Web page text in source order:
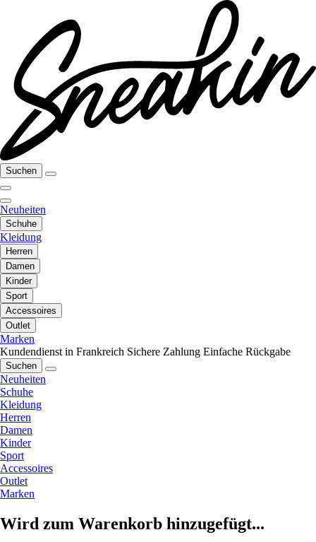
Suchen
Neuheiten
Schuhe
Kleidung
Herren
Damen
Kinder
Sport
Accessoires
Outlet
Marken
Kundendienst in Frankreich Sichere Zahlung Einfache Rückgabe
Suchen
Neuheiten
Schuhe
Kleidung
Herren
Damen
Kinder
Sport
Accessoires
Outlet
Marken
Wird zum Warenkorb hinzugefügt...